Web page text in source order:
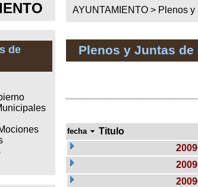
de
AYUNTAMIENTO > Plenos y
Plenos y Juntas de
fecha Titulo